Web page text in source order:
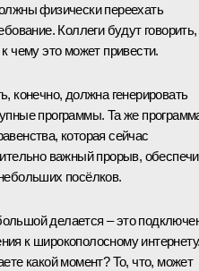
физически переехать
Коллеги будут говорить,
чему это может привести.
конечно, должна генерировать
программы. Та же
которая сейчас
важный прорыв,
посёлков.
делается – это
к широкополосному
какой момент? То, что, может